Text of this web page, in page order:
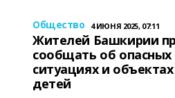
Общество 4 ИЮНЯ 2025, 07:11
Жителей Башкирии
сообщать об опасных
ситуациях и
детей